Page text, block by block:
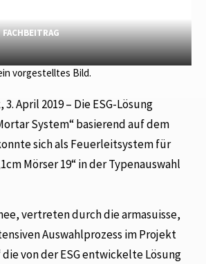
FACHBEITRAG
vorgestelltes Bild.
April 2019 – Die ESG-Lösung
System“ basierend auf dem
sich als Feuerleitsystem für
Mörser 19“ in der Typenauswahl
vertreten durch die armasuisse,
Auswahlprozess im Projekt
die von der ESG entwickelte Lösung